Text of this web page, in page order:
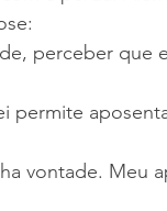
perceber que
permite
vontade. Meu